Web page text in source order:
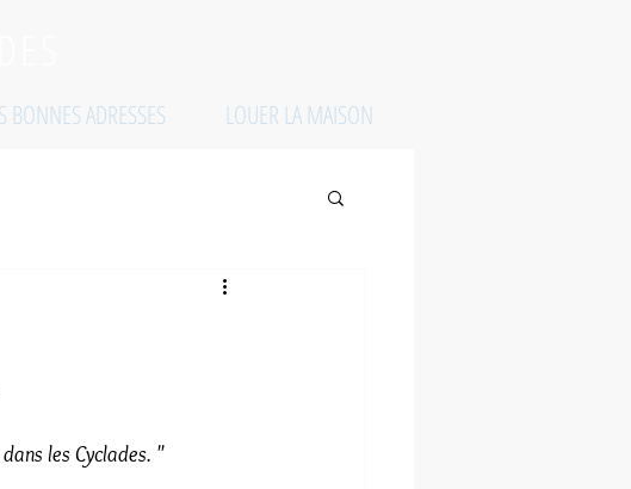
BONNES ADRESSES LOUER LA MAISON
les Cyclades. "